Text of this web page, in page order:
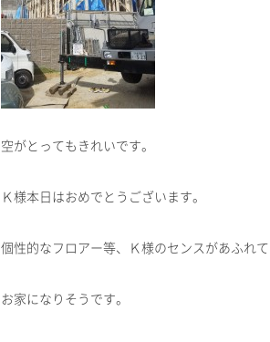
空がとってもきれいです。
Ｋ様本日はおめでとうございます。
個性的なフロアー等、Ｋ様のセンスがあふれ
お家になりそうです。